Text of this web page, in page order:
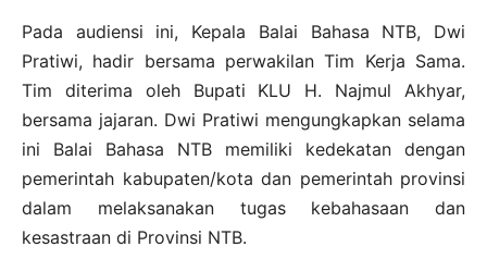
Pada audiensi ini, Kepala Balai Bahasa NTB, Dwi
Pratiwi, hadir bersama perwakilan Tim Kerja Sama.
Tim diterima oleh Bupati KLU H. Najmul Akhyar,
bersama jajaran. Dwi Pratiwi mengungkapkan selama
ini Balai Bahasa NTB memiliki kedekatan dengan
pemerintah kabupaten/kota dan pemerintah provinsi
dalam melaksanakan tugas kebahasaan dan
kesastraan di Provinsi NTB.